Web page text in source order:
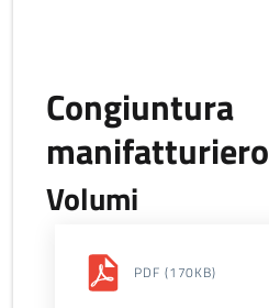
Congiuntura
manifatturiero
Volumi
PDF (170KB)